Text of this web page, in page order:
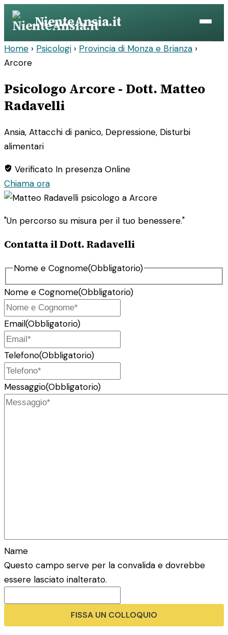
Vai
contenuto
NienteAnsia.it
Home › Psicologi › Provincia di Monza e Brianza ›
Arcore
Psicologo Arcore - Dott. Matteo
Radavelli
Ansia, Attacchi di panico, Depressione, Disturbi
alimentari
Verificato In presenza Online
Chiama ora
"Un percorso su misura per il tuo benessere."
Contatta il Dott. Radavelli
Nome e Cognome(Obbligatorio)
Nome e Cognome(Obbligatorio)
Email(Obbligatorio)
Telefono(Obbligatorio)
Messaggio(Obbligatorio)
Name
Questo campo serve per la convalida e dovrebbe
essere lasciato inalterato.